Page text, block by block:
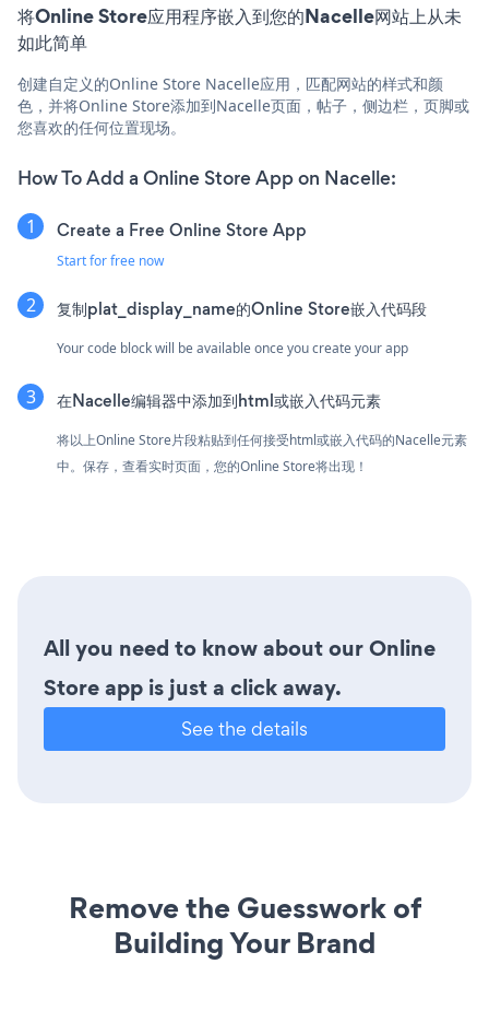
将Online Store应用程序嵌入到您的Nacelle网站上从未
如此简单
创建自定义的Online Store Nacelle应用，匹配网站的样式和颜
色，并将Online Store添加到Nacelle页面，帖子，侧边栏，页脚或
您喜欢的任何位置现场。
How To Add a Online Store App on Nacelle:
Create a Free Online Store App
Start for free now
复制plat_display_name的Online Store嵌入代码段
Your code block will be available once you create your app
在Nacelle编辑器中添加到html或嵌入代码元素
将以上Online Store片段粘贴到任何接受html或嵌入代码的Nacelle元素
中。保存，查看实时页面，您的Online Store将出现！
All you need to know about our Online
Store app is just a click away.
See the details
Remove the Guesswork of
Building Your Brand